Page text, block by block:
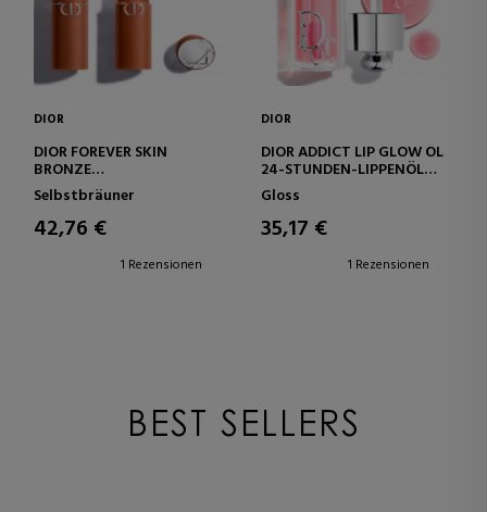
DIOR
DIOR FOREVER SKIN
BRONZE
ULTRA-SCHMELZENDER
BRÄUNUNGSBALSAM-
STICK – NATÜRLICHES UND
AUFBAUBARES FINISH
Selbstbräuner
42,76 €
1 Rezensionen
DIOR
DIOR ADDICT LIP GLOW ÖL
24-STUNDEN-LIPPENÖL
MIT FEUCHTIGKEITSPFLEGE
– 3 ULTRA-GLÄNZENDE
FINISHES
Gloss
35,17 €
1 Rezensionen
BEST SELLERS